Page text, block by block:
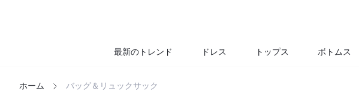
最新のトレンド ドレス トップス ボトムス
ホーム バッグ＆リュックサック